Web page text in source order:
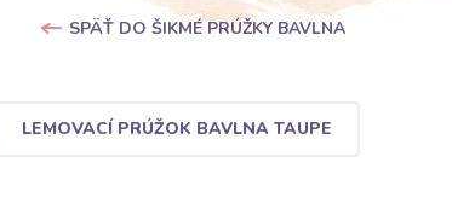
SPÄŤ DO ŠIKMÉ PRÚŽKY BAVLNA
LEMOVACÍ PRÚŽOK BAVLNA TAUPE